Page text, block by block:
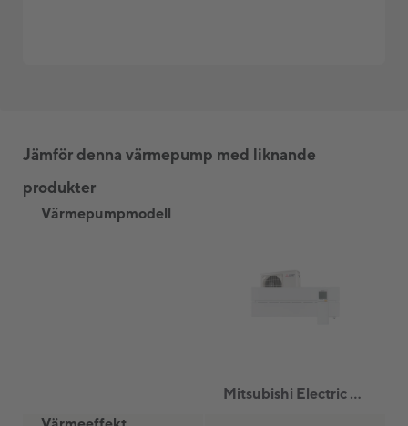
Vad ingår i våra olika installationspaket?
överenskommen tid för att diskutera och
Standardinstallation omfattar
Jämför denna värmepump med liknande
produkter
Värmepumpmodell
Mitsubishi Electric LN25, HERO 2.0, vit